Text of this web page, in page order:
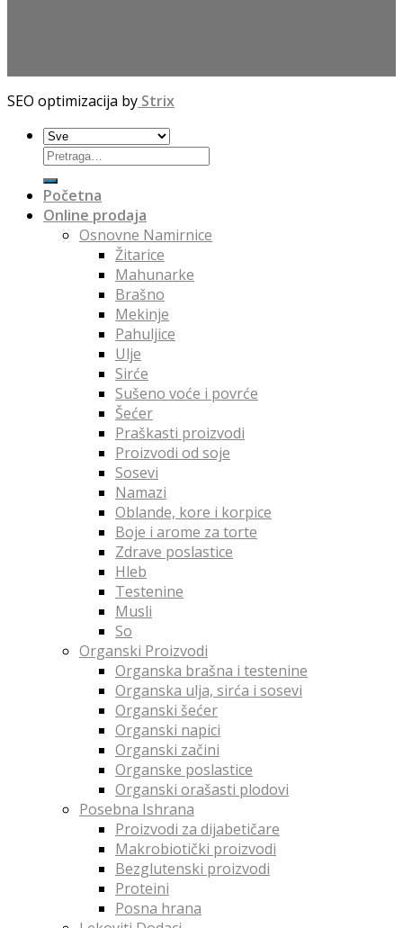
SEO optimizacija by Strix
Početna
Online prodaja
Osnovne Namirnice
Žitarice
Mahunarke
Brašno
Mekinje
Pahuljice
Ulje
Sirće
Sušeno voće i povrće
Šećer
Praškasti proizvodi
Proizvodi od soje
Sosevi
Namazi
Oblande, kore i korpice
Boje i arome za torte
Zdrave poslastice
Hleb
Testenine
Musli
So
Organski Proizvodi
Organska brašna i testenine
Organska ulja, sirća i sosevi
Organski šećer
Organski napici
Organski začini
Organske poslastice
Organski orašasti plodovi
Posebna Ishrana
Proizvodi za dijabetičare
Makrobiotički proizvodi
Bezglutenski proizvodi
Proteini
Posna hrana